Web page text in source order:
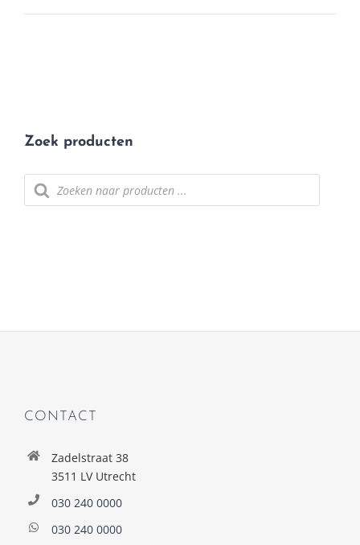
Zoek producten
Producten zoeken
CONTACT
Zadelstraat 38
3511 LV Utrecht
030 240 0000
030 240 0000